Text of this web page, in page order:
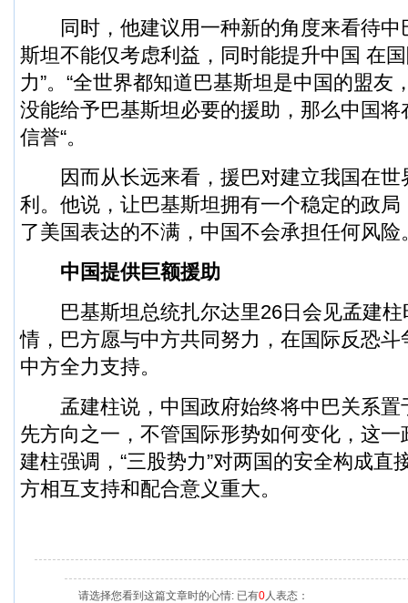
同时，他建议用一种新的角度来看待中
斯坦不能仅考虑利益，同时能提升中国 在
力”。“全世界都知道巴基斯坦是中国的盟友
没能给予巴基斯坦必要的援助，那么中国
信誉“。
因而从长远来看，援巴对建立我国在世
利。他说，让巴基斯坦拥有一个稳定的政
了美国表达的不满，中国不会承担任何风险
中国提供巨额援助
巴基斯坦总统扎尔达里26日会见孟建柱
情，巴方愿与中方共同努力，在国际反恐
中方全力支持。
孟建柱说，中国政府始终将中巴关系置
先方向之一，不管国际形势如何变化，这
建柱强调，“三股势力”对两国的安全构成直
方相互支持和配合意义重大。
请选择您看到这篇文章时的心情: 已有0人表态：